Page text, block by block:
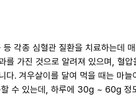
각종 심혈관 질환을 치료하는데
를 가진 것으로 알려져 있으며, 혈
다. 겨우살이를 달여 먹을 때는 마
수 있는데, 하루에 30g ~ 60g 정